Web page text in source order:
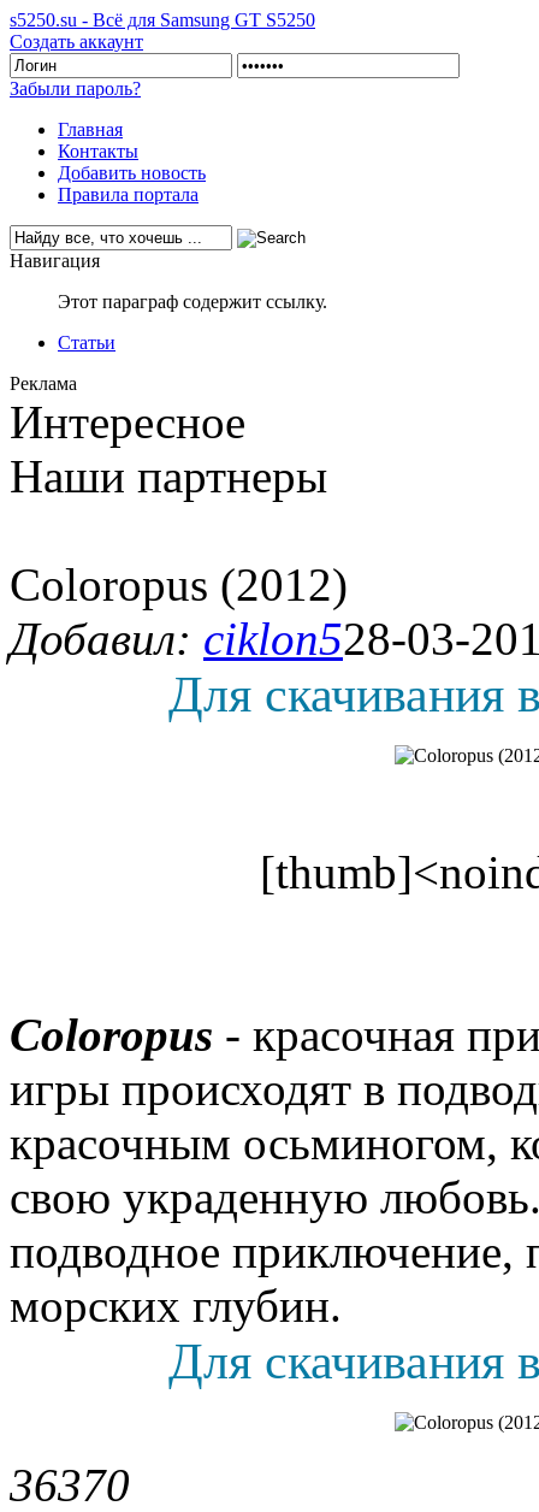
s5250.su - Всё для Samsung GT S5250
Создать аккаунт
Забыли пароль?
Главная
Контакты
Добавить новость
Правила портала
Навигация
Этот параграф содержит ссылку.
Статьи
Реклама
Интересное
Наши партнеры
Coloropus (2012)
Добавил: ciklon528-03-
Для скачивания
Coloropus - красочная
игры происходят в
красочным осьминогом,
свою украденную
подводное приключение,
морских глубин.
Для скачивания
36370